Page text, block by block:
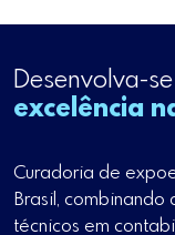
Desenvolva-
excelência
Curadoria de
Brasil, combinando
técnicos em